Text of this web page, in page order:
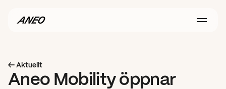
← Aktuellt
Aneo Mobility öppnar